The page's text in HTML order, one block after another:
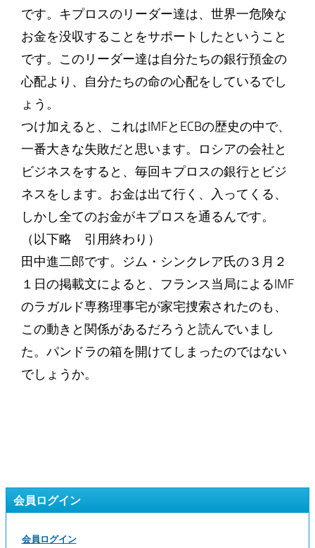
です。キプロスのリーダー達は、世界一危険な
お金を没収することをサポートしたということ
です。このリーダー達は自分たちの銀行預金の
心配より、自分たちの命の心配をしているでし
ょう。
つけ加えると、これはIMFとECBの歴史の中で、
一番大きな失敗だと思います。ロシアの会社と
ビジネスをすると、毎回キプロスの銀行とビジ
ネスをします。お金は出て行く、入ってくる、
しかし全てのお金がキプロスを通るんです。
（以下略 引用終わり）
田中進二郎です。ジム・シンクレア氏の３月２
１日の掲載文によると、フランス当局によるIMF
のラガルド専務理事宅が家宅捜索されたのも、
この動きと関係があるだろうと読んでいまし
た。パンドラの箱を開けてしまったのではない
でしょうか。
会員ログイン
会員ログイン